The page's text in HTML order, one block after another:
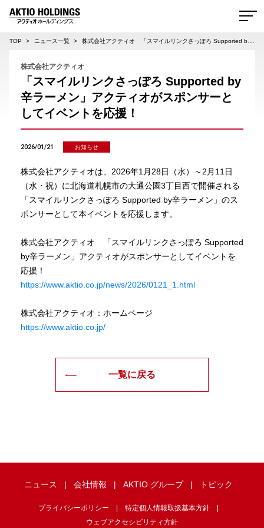
TOP ニュース一覧 株式会社アクティオ 「スマイルリンクさっぽろ Supported by辛ラーメン」アクティオがスポンサーとしてイベントを応援！
株式会社アクティオ
「スマイルリンクさっぽろ Supported by
辛ラーメン」アクティオがスポンサーと
してイベントを応援！
2026/01/21 お知らせ
株式会社アクティオは、2026年1月28日（水）～2月11日
（水・祝）に北海道札幌市の大通公園3丁目西で開催される
「スマイルリンクさっぽろ Supported by辛ラーメン」のス
ポンサーとして本イベントを応援します。
株式会社アクティオ 「スマイルリンクさっぽろ Supported
by辛ラーメン」アクティオがスポンサーとしてイベントを
応援！
https://www.aktio.co.jp/news/2026/0121_1.html
株式会社アクティオ：ホームページ
https://www.aktio.co.jp/
一覧に戻る
ニュース 会社情報 AKTIO グループ トピック
プライバシーポリシー
特定個人情報取扱基本方針
ウェブアクセシビリティ方針